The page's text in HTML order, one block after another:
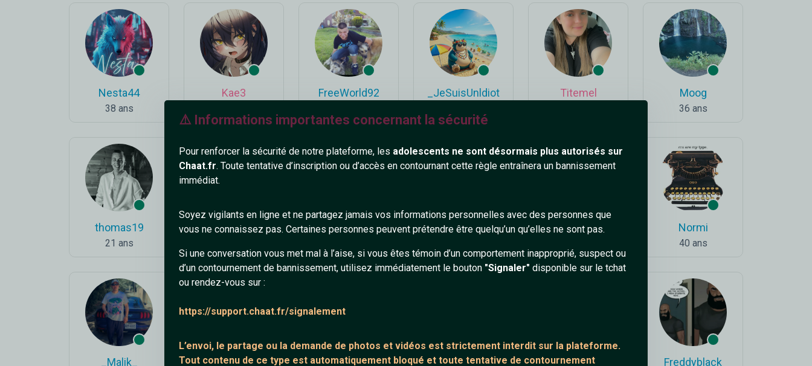
⚠️ Informations importantes concernant la sécurité
Pour renforcer la sécurité de notre plateforme, les adolescents ne sont désormais plus autorisés sur
Chaat.fr. Toute tentative d’inscription ou d’accès en contournant cette règle entraînera un bannissement
immédiat.
Soyez vigilants en ligne et ne partagez jamais vos informations personnelles avec des personnes que
vous ne connaissez pas. Certaines personnes peuvent prétendre être quelqu’un qu’elles ne sont pas.
Si une conversation vous met mal à l’aise, si vous êtes témoin d’un comportement inapproprié, suspect ou
d’un contournement de bannissement, utilisez immédiatement le bouton "Signaler" disponible sur le tchat
ou rendez-vous sur :
https://support.chaat.fr/signalement
L’envoi, le partage ou la demande de photos et vidéos est strictement interdit sur la plateforme.
Tout contenu de ce type est automatiquement bloqué et toute tentative de contournement
Nesta44
38 ans
Kae3 FreeWorld92 _JeSuisUnldiot Titemel Moog
36 ans
thomas19
21 ans
Yoshi Evaa Azsta Falcon Normi
40 ans
_Malik_ Flubber_93 BoYkA Phylou LonelyMan Freddyblack